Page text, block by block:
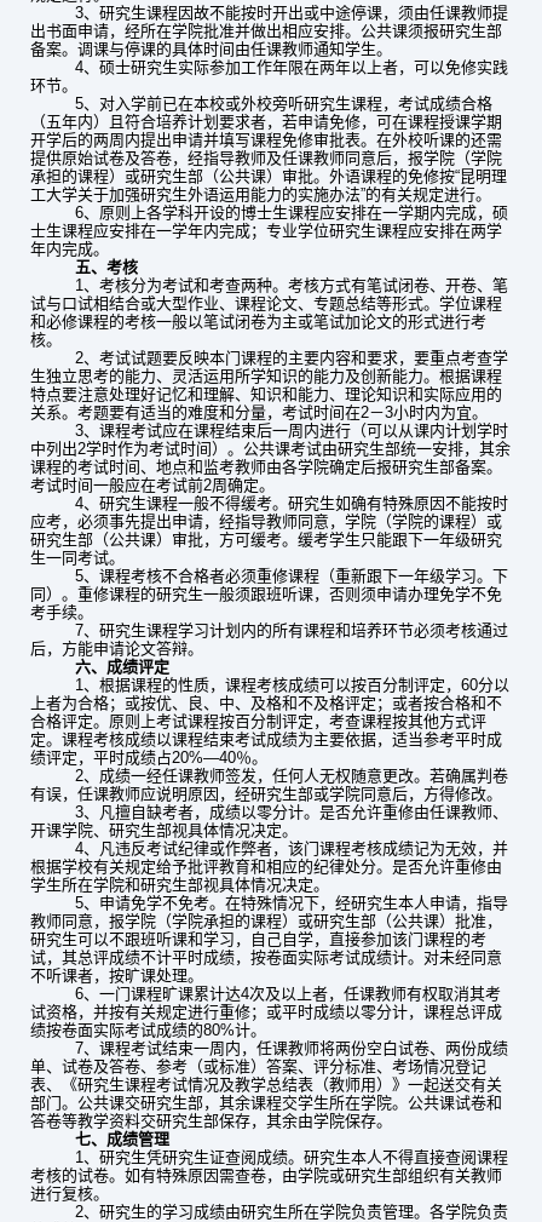
3、研究生课程因故不能按时开出或中途停课，须由任课教师提
出书面申请，经所在学院批准并做出相应安排。公共课须报研究生部
备案。调课与停课的具体时间由任课教师通知学生。
4、硕士研究生实际参加工作年限在两年以上者，可以免修实践
环节。
5、对入学前已在本校或外校旁听研究生课程，考试成绩合格
（五年内）且符合培养计划要求者，若申请免修，可在课程授课学期
开学后的两周内提出申请并填写课程免修审批表。在外校听课的还需
提供原始试卷及答卷，经指导教师及任课教师同意后，报学院（学院
承担的课程）或研究生部（公共课）审批。外语课程的免修按“昆明理
工大学关于加强研究生外语运用能力的实施办法”的有关规定进行。
6、原则上各学科开设的博士生课程应安排在一学期内完成，硕
士生课程应安排在一学年内完成；专业学位研究生课程应安排在两学
年内完成。
五、考核
1、考核分为考试和考查两种。考核方式有笔试闭卷、开卷、笔
试与口试相结合或大型作业、课程论文、专题总结等形式。学位课程
和必修课程的考核一般以笔试闭卷为主或笔试加论文的形式进行考
核。
2、考试试题要反映本门课程的主要内容和要求，要重点考查学
生独立思考的能力、灵活运用所学知识的能力及创新能力。根据课程
特点要注意处理好记忆和理解、知识和能力、理论知识和实际应用的
关系。考题要有适当的难度和分量，考试时间在2－3小时内为宜。
3、课程考试应在课程结束后一周内进行（可以从课内计划学时
中列出2学时作为考试时间）。公共课考试由研究生部统一安排，其余
课程的考试时间、地点和监考教师由各学院确定后报研究生部备案。
考试时间一般应在考试前2周确定。
4、研究生课程一般不得缓考。研究生如确有特殊原因不能按时
应考，必须事先提出申请，经指导教师同意，学院（学院的课程）或
研究生部（公共课）审批，方可缓考。缓考学生只能跟下一年级研究
生一同考试。
5、课程考核不合格者必须重修课程（重新跟下一年级学习。下
同）。重修课程的研究生一般须跟班听课，否则须申请办理免学不免
考手续。
7、研究生课程学习计划内的所有课程和培养环节必须考核通过
后，方能申请论文答辩。
六、成绩评定
1、根据课程的性质，课程考核成绩可以按百分制评定，60分以
上者为合格；或按优、良、中、及格和不及格评定；或者按合格和不
合格评定。原则上考试课程按百分制评定，考查课程按其他方式评
定。课程考核成绩以课程结束考试成绩为主要依据，适当参考平时成
绩评定，平时成绩占20%—40％。
2、成绩一经任课教师签发，任何人无权随意更改。若确属判卷
有误，任课教师应说明原因，经研究生部或学院同意后，方得修改。
3、凡擅自缺考者，成绩以零分计。是否允许重修由任课教师、
开课学院、研究生部视具体情况决定。
4、凡违反考试纪律或作弊者，该门课程考核成绩记为无效，并
根据学校有关规定给予批评教育和相应的纪律处分。是否允许重修由
学生所在学院和研究生部视具体情况决定。
5、申请免学不免考。在特殊情况下，经研究生本人申请，指导
教师同意，报学院（学院承担的课程）或研究生部（公共课）批准，
研究生可以不跟班听课和学习，自己自学，直接参加该门课程的考
试，其总评成绩不计平时成绩，按卷面实际考试成绩计。对未经同意
不听课者，按旷课处理。
6、一门课程旷课累计达4次及以上者，任课教师有权取消其考
试资格，并按有关规定进行重修；或平时成绩以零分计，课程总评成
绩按卷面实际考试成绩的80%计。
7、课程考试结束一周内，任课教师将两份空白试卷、两份成绩
单、试卷及答卷、参考（或标准）答案、评分标准、考场情况登记
表、《研究生课程考试情况及教学总结表（教师用）》一起送交有关
部门。公共课交研究生部，其余课程交学生所在学院。公共课试卷和
答卷等教学资料交研究生部保存，其余由学院保存。
七、成绩管理
1、研究生凭研究生证查阅成绩。研究生本人不得直接查阅课程
考核的试卷。如有特殊原因需查卷，由学院或研究生部组织有关教师
进行复核。
2、研究生的学习成绩由研究生所在学院负责管理。各学院负责